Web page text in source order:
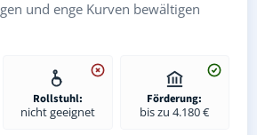
und enge Kurven bewältigen
Rollstuhl:
nicht geeignet
Förderung:
bis zu 4.180 €